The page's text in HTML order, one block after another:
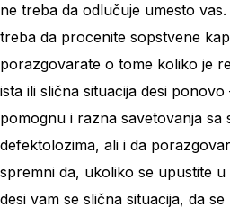
ne treba da odlučuje umesto
treba da procenite sopstvene
porazgovarate o tome koliko je
ista ili slična situacija desi
pomognu i razna savetovanja sa
defektolozima, ali i da
spremni da, ukoliko se upustite
desi vam se slična situacija, da